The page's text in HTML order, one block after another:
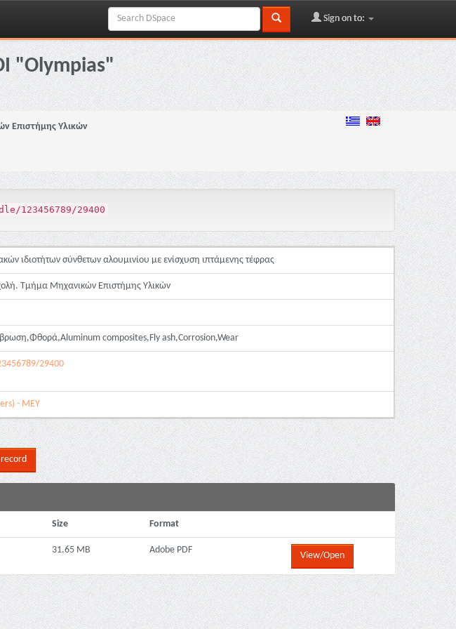
Sign on to:
"Olympias"
Επιστήμης Υλικών
29400
ιδιοτήτων σύνθετων αλουμινίου με ενίσχυση ιπτάμενης τέφρας
Τμήμα Μηχανικών Επιστήμης Υλικών
composites,Fly ash,Corrosion,Wear
29400
- ΜΕΥ
Size Format
31.65 MB Adobe PDF
View/Open